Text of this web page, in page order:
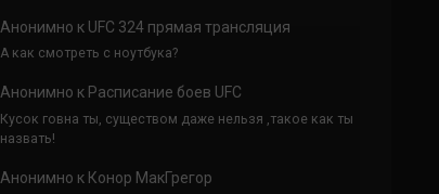
Анонимно к UFC 324 прямая трансляция
А как смотреть с ноутбука?
Анонимно к Расписание боев UFC
Кусок говна ты, существом даже нельзя ,такое как ты
назвать!
Анонимно к Конор МакГрегор